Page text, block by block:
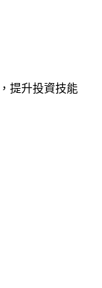
提升投資技能